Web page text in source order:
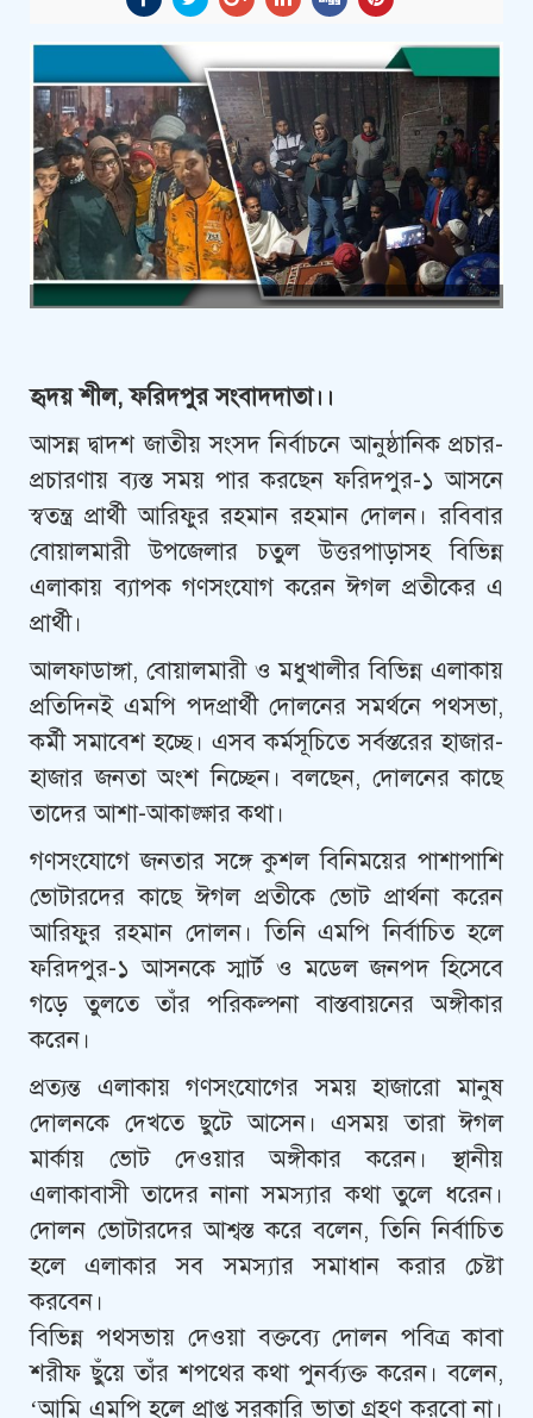
হৃদয় শীল, ফরিদপুর সংবাদদাতা।।
আসন্ন দ্বাদশ জাতীয় সংসদ নির্বাচনে আনুষ্ঠানিক প্রচার-
প্রচারণায় ব্যস্ত সময় পার করছেন ফরিদপুর-১ আসনে
স্বতন্ত্র প্রার্থী আরিফুর রহমান রহমান দোলন। রবিবার
বোয়ালমারী উপজেলার চতুল উত্তরপাড়াসহ বিভিন্ন
এলাকায় ব্যাপক গণসংযোগ করেন ঈগল প্রতীকের এ
প্রার্থী।
আলফাডাঙ্গা, বোয়ালমারী ও মধুখালীর বিভিন্ন এলাকায়
প্রতিদিনই এমপি পদপ্রার্থী দোলনের সমর্থনে পথসভা,
কর্মী সমাবেশ হচ্ছে। এসব কর্মসূচিতে সর্বস্তরের হাজার-
হাজার জনতা অংশ নিচ্ছেন। বলছেন, দোলনের কাছে
তাদের আশা-আকাঙ্ক্ষার কথা।
গণসংযোগে জনতার সঙ্গে কুশল বিনিময়ের পাশাপাশি
ভোটারদের কাছে ঈগল প্রতীকে ভোট প্রার্থনা করেন
আরিফুর রহমান দোলন। তিনি এমপি নির্বাচিত হলে
ফরিদপুর-১ আসনকে স্মার্ট ও মডেল জনপদ হিসেবে
গড়ে তুলতে তাঁর পরিকল্পনা বাস্তবায়নের অঙ্গীকার
করেন।
প্রত্যন্ত এলাকায় গণসংযোগের সময় হাজারো মানুষ
দোলনকে দেখতে ছুটে আসেন। এসময় তারা ঈগল
মার্কায় ভোট দেওয়ার অঙ্গীকার করেন। স্থানীয়
এলাকাবাসী তাদের নানা সমস্যার কথা তুলে ধরেন।
দোলন ভোটারদের আশ্বস্ত করে বলেন, তিনি নির্বাচিত
হলে এলাকার সব সমস্যার সমাধান করার চেষ্টা
করবেন।
বিভিন্ন পথসভায় দেওয়া বক্তব্যে দোলন পবিত্র কাবা
শরীফ ছুঁয়ে তাঁর শপথের কথা পুনর্ব্যক্ত করেন। বলেন,
‘আমি এমপি হলে প্রাপ্ত সরকারি ভাতা গ্রহণ করবো না।